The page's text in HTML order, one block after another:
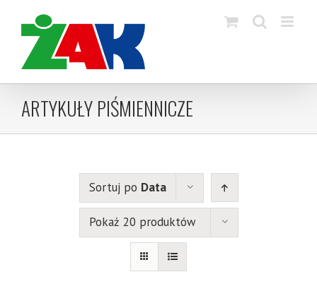
content
ARTYKUŁY PIŚMIENNICZE
Sortuj po Data
Pokaż 20 produktów